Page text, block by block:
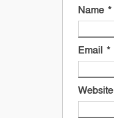
Name *
Email *
Website